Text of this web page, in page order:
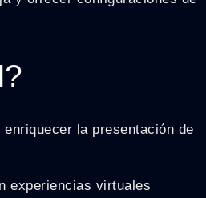
la presentación de
experiencias virtuales